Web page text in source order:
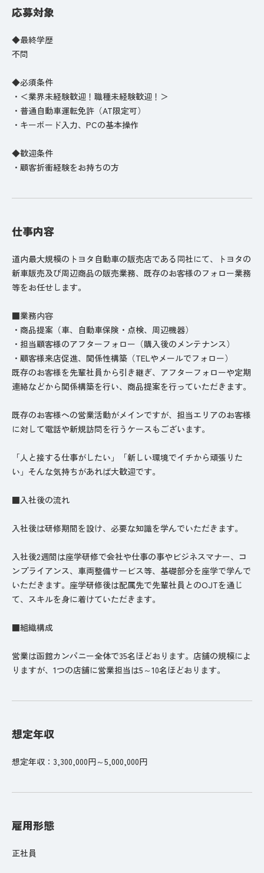
応募対象
◆最終学歴
不問
◆必須条件
・＜業界未経験歓迎！職種未経験歓迎！＞
・普通自動車運転免許（AT限定可）
・キーボード入力、PCの基本操作
◆歓迎条件
・顧客折衝経験をお持ちの方
仕事内容
道内最大規模のトヨタ自動車の販売店である同社にて、トヨタの
新車販売及び周辺商品の販売業務、既存のお客様のフォロー業務
等をお任せします。
■業務内容
・商品提案（車、自動車保険・点検、周辺機器）
・担当顧客様のアフターフォロー（購入後のメンテナンス）
・顧客様来店促進、関係性構築（TELやメールでフォロー）
既存のお客様を先輩社員から引き継ぎ、アフターフォローや定期
連絡などから関係構築を行い、商品提案を行っていただきます。
既存のお客様への営業活動がメインですが、担当エリアのお客様
に対して電話や新規訪問を行うケースもございます。
「人と接する仕事がしたい」「新しい環境でイチから頑張りた
い」そんな気持ちがあれば大歓迎です。
■入社後の流れ
入社後は研修期間を設け、必要な知識を学んでいただきます。
入社後2週間は座学研修で会社や仕事の事やビジネスマナー、コ
ンプライアンス、車両整備サービス等、基礎部分を座学で学んで
いただきます。座学研修後は配属先で先輩社員とのOJTを通じ
て、スキルを身に着けていただきます。
■組織構成
営業は函館カンパニー全体で35名ほどおります。店舗の規模によ
りますが、1つの店舗に営業担当は5～10名ほどおります。
想定年収
想定年収：3,300,000円～5,000,000円
雇用形態
正社員